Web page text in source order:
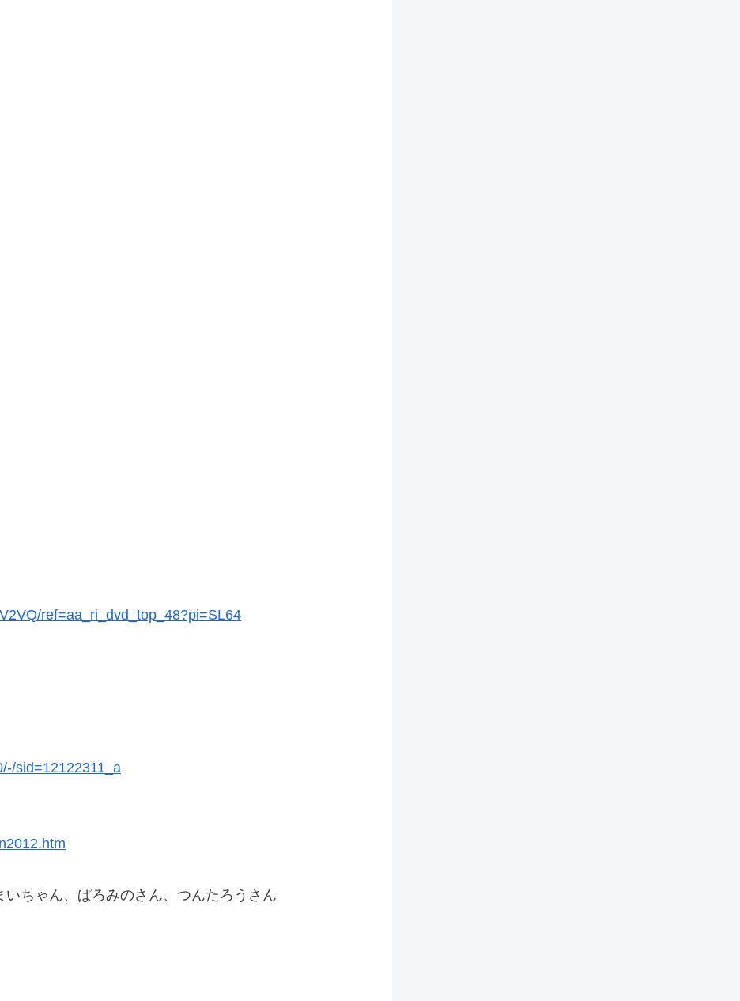
ref=aa_ri_dvd_top_48?pi=SL64
sid=12122311_a
ちゃん、ぱろみのさん、つんたろうさん